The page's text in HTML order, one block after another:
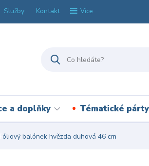
Služby Kontakt Více
a doplňky Tématické
balónek hvězda duhová 46 cm